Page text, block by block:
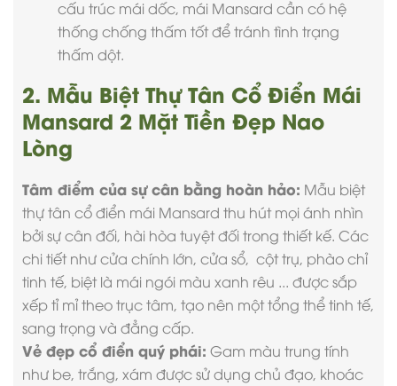
cấu trúc mái dốc, mái Mansard cần có hệ
thống chống thấm tốt để tránh tình trạng
thấm dột.
2. Mẫu Biệt Thự Tân Cổ Điển Mái
Mansard 2 Mặt Tiền Đẹp Nao
Lòng
Tâm điểm của sự cân bằng hoàn hảo: Mẫu biệt
thự tân cổ điển mái Mansard thu hút mọi ánh nhìn
bởi sự cân đối, hài hòa tuyệt đối trong thiết kế. Các
chi tiết như cửa chính lớn, cửa sổ, cột trụ, phào chỉ
tinh tế, biệt là mái ngói màu xanh rêu ... được sắp
xếp tỉ mỉ theo trục tâm, tạo nên một tổng thể tinh tế,
sang trọng và đẳng cấp.
Vẻ đẹp cổ điển quý phái: Gam màu trung tính
như be, trắng, xám được sử dụng chủ đạo, khoác